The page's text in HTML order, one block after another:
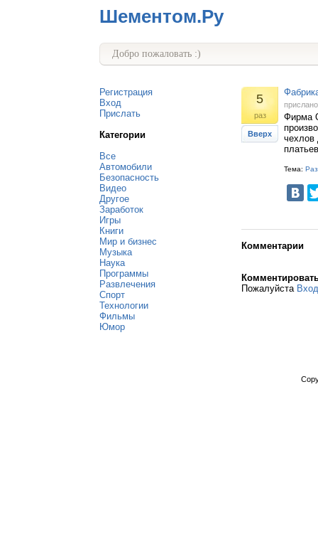
Шементом.Ру
Добро пожаловать :)
Регистрация
Вход
Прислать
Категории
Все
Автомобили
Безопасность
Видео
Другое
Заработок
Игры
Книги
Мир и бизнес
Музыка
Наука
Программы
Развлечения
Спорт
Технологии
Фильмы
Юмор
5
раз
Вверх
Фирма
Тема:
Комментарии
Пожалуйста Вход